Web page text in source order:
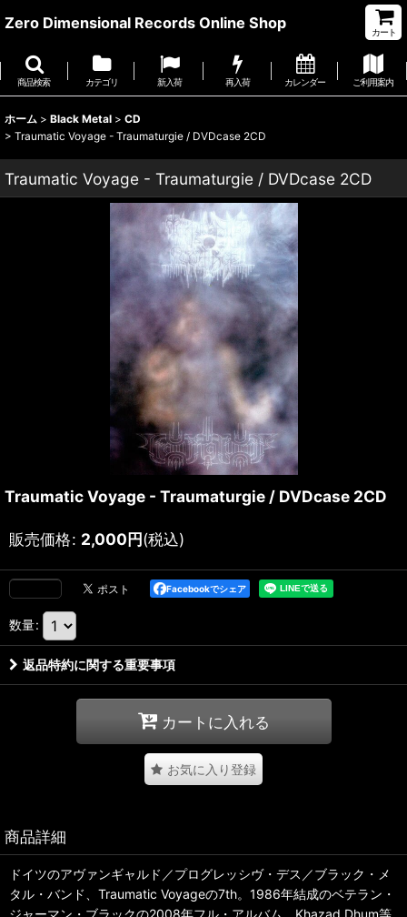
Zero Dimensional Records Online Shop
カート
商品検索 カテゴリ 新入荷 再入荷 カレンダー ご利用案内
ホーム > Black Metal > CD
> Traumatic Voyage - Traumaturgie / DVDcase 2CD
Traumatic Voyage - Traumaturgie / DVDcase 2CD
Traumatic Voyage - Traumaturgie / DVDcase 2CD
販売価格: 2,000円(税込)
Facebookでシェア
数量:
返品特約に関する重要事項
カートに入れる
お気に入り登録
商品詳細
ドイツのアヴァンギャルド／プログレッシヴ・デス／ブラック・メ
タル・バンド、Traumatic Voyageの7th。1986年結成のベテラン・
ジャーマン・ブラックの2008年フル・アルバム。Khazad Dhum等